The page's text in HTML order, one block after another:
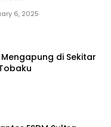
6, 2025
di Sekitar